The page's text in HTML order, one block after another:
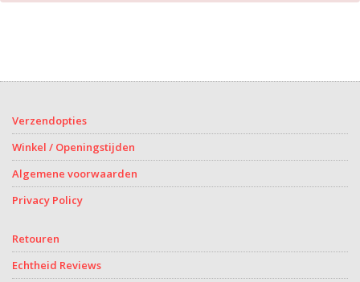
Verzendopties
Winkel / Openingstijden
Algemene voorwaarden
Privacy Policy
Retouren
Echtheid Reviews